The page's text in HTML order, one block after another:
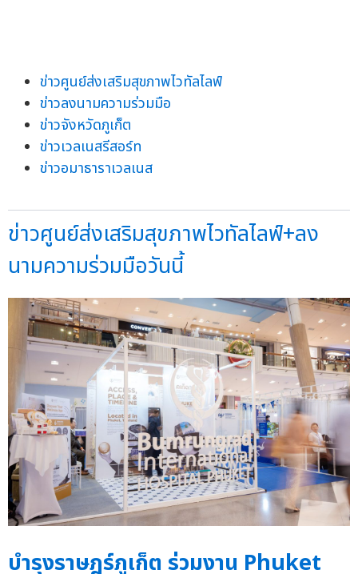
ข่าวศูนย์ส่งเสริมสุขภาพไวทัลไลฟ์
ข่าวลงนามความร่วมมือ
ข่าวจังหวัดภูเก็ต
ข่าวเวลเนสรีสอร์ท
ข่าวอมาธาราเวลเนส
ข่าวศูนย์ส่งเสริมสุขภาพไวทัลไลฟ์+ลง
นามความร่วมมือวันนี้
บำรุงราษฎร์ภูเก็ต ร่วมงาน Phuket